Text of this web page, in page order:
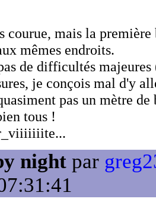
courue, mais la
mêmes endroits.
de difficultés
je conçois mal d'y
pas un mètre de
tous !
night par